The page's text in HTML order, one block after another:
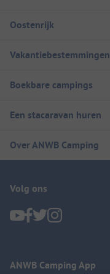
Oostenrijk
Vakantiebestemmingen
Boekbare campings
Een stacaravan huren
Over ANWB Camping
Volg ons
ANWB Camping App